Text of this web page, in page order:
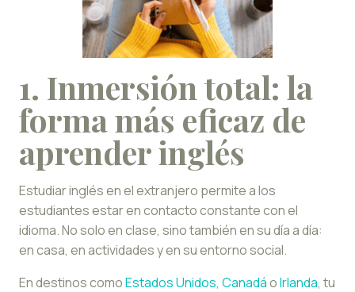
1. Inmersión total: la
forma más eficaz de
aprender inglés
Estudiar inglés en el extranjero permite a los
estudiantes estar en contacto constante con el
idioma. No solo en clase, sino también en su día a día:
en casa, en actividades y en su entorno social.
En destinos comoEstados Unidos, CanadáoIrlanda, tu